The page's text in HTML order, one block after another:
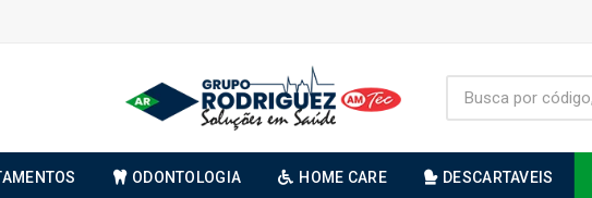
ODONTOLOGIA HOME CARE DESCARTAVEIS